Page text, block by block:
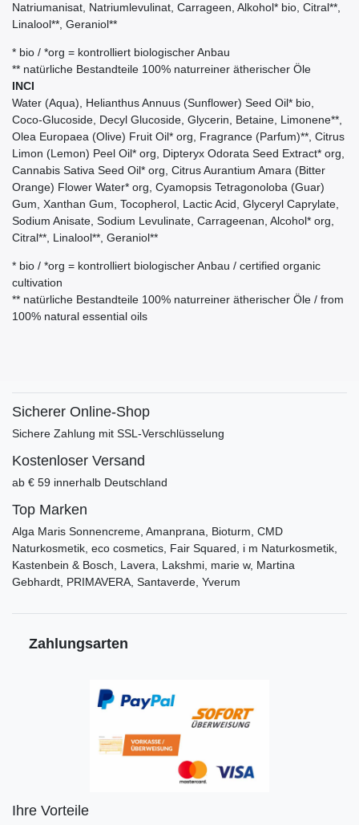
Natriumanisat, Natriumlevulinat, Carrageen, Alkohol* bio, Citral**,
Linalool**, Geraniol**
* bio / *org = kontrolliert biologischer Anbau
** natürliche Bestandteile 100% naturreiner ätherischer Öle
INCI
Water (Aqua), Helianthus Annuus (Sunflower) Seed Oil* bio,
Coco-Glucoside, Decyl Glucoside, Glycerin, Betaine, Limonene**,
Olea Europaea (Olive) Fruit Oil* org, Fragrance (Parfum)**, Citrus
Limon (Lemon) Peel Oil* org, Dipteryx Odorata Seed Extract* org,
Cannabis Sativa Seed Oil* org, Citrus Aurantium Amara (Bitter
Orange) Flower Water* org, Cyamopsis Tetragonoloba (Guar)
Gum, Xanthan Gum, Tocopherol, Lactic Acid, Glyceryl Caprylate,
Sodium Anisate, Sodium Levulinate, Carrageenan, Alcohol* org,
Citral**, Linalool**, Geraniol**
* bio / *org = kontrolliert biologischer Anbau / certified organic
cultivation
** natürliche Bestandteile 100% naturreiner ätherischer Öle / from
100% natural essential oils
Sicherer Online-Shop
Sichere Zahlung mit SSL-Verschlüsselung
Kostenloser Versand
ab € 59 innerhalb Deutschland
Top Marken
Alga Maris Sonnencreme, Amanprana, Bioturm, CMD
Naturkosmetik, eco cosmetics, Fair Squared, i m Naturkosmetik,
Kastenbein & Bosch, Lavera, Lakshmi, marie w, Martina
Gebhardt, PRIMAVERA, Santaverde, Yverum
Zahlungsarten
Ihre Vorteile